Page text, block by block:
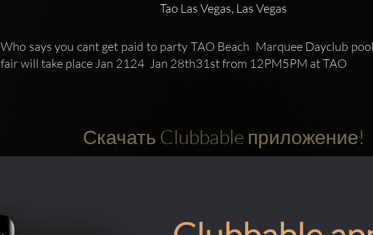
Tao Las Vegas, Las Vegas
Who says you cant get paid to party TAO Beach  Marquee Dayclub
fair will take place Jan 2124  Jan 28th31st from 12PM5PM at TAO
Скачать Clubbable приложение!